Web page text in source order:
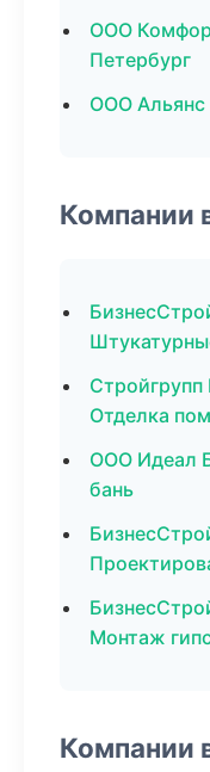
ООО
Петербург
ООО
Компании
Отделка
ООО Идеал
бань
Монтаж
Компании